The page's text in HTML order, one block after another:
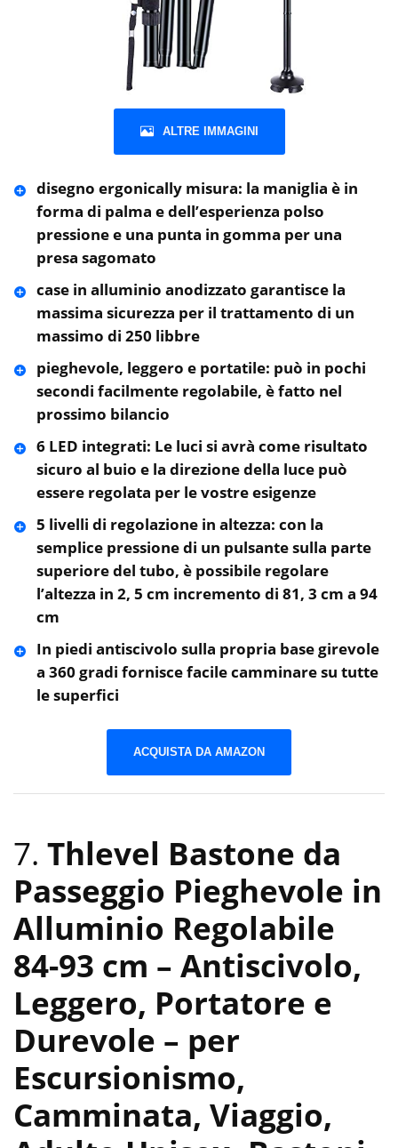
ALTRE IMMAGINI
disegno ergonically misura: la maniglia è in
forma di palma e dell’esperienza polso
pressione e una punta in gomma per una
presa sagomato
case in alluminio anodizzato garantisce la
massima sicurezza per il trattamento di un
massimo di 250 libbre
pieghevole, leggero e portatile: può in pochi
secondi facilmente regolabile, è fatto nel
prossimo bilancio
6 LED integrati: Le luci si avrà come risultato
sicuro al buio e la direzione della luce può
essere regolata per le vostre esigenze
5 livelli di regolazione in altezza: con la
semplice pressione di un pulsante sulla parte
superiore del tubo, è possibile regolare
l’altezza in 2, 5 cm incremento di 81, 3 cm a 94
cm
In piedi antiscivolo sulla propria base girevole
a 360 gradi fornisce facile camminare su tutte
le superfici
ACQUISTA DA AMAZON
7. Thlevel Bastone da
Passeggio Pieghevole in
Alluminio Regolabile
84-93 cm – Antiscivolo,
Leggero, Portatore e
Durevole – per
Escursionismo,
Camminata, Viaggio,